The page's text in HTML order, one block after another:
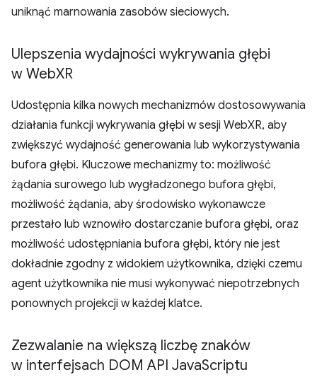
uniknąć marnowania zasobów sieciowych.
Ulepszenia wydajności wykrywania głębi
w WebXR
Udostępnia kilka nowych mechanizmów dostosowywania
działania funkcji wykrywania głębi w sesji WebXR, aby
zwiększyć wydajność generowania lub wykorzystywania
bufora głębi. Kluczowe mechanizmy to: możliwość
żądania surowego lub wygładzonego bufora głębi,
możliwość żądania, aby środowisko wykonawcze
przestało lub wznowiło dostarczanie bufora głębi, oraz
możliwość udostępniania bufora głębi, który nie jest
dokładnie zgodny z widokiem użytkownika, dzięki czemu
agent użytkownika nie musi wykonywać niepotrzebnych
ponownych projekcji w każdej klatce.
Zezwalanie na większą liczbę znaków
w interfejsach DOM API JavaScriptu